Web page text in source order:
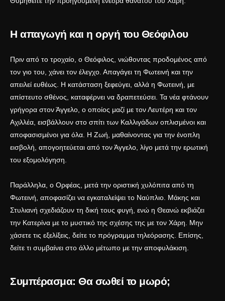
Η απαγωγή και η οργή του Θεόφιλου
Πριν από το τροχαίο, ο Θεόφιλος, νιώθοντας προδομένος από
τον γιο του, χάνει τον έλεγχο. Απαγάγει τη Φωτεινή και την
απειλεί ευθέως. Η κατάσταση ξεφεύγει, αλλά η Φωτεινή, με
απίστευτο σθένος, καταφέρνει να δραπετεύσει. Τα νέα φτάνουν
γρήγορα στον Άγγελο, ο οποίος μαζί με τον Λευτέρη και τον
Αχιλλέα, εισβάλλουν στο σπίτι των Καλλιγάδων οπλισμένοι και
αποφασισμένοι για όλα. Η Ζωή, μαθαίνοντας για την ένοπλη
εισβολή, απογοητεύεται από τον Άγγελο, λίγο μετά την ερωτική
του εξομολόγηση.
Παράλληλα, ο Ορφέας, μετά την οριστική χυλόπιτα από τη
Φωτεινή, αποφασίζει να εγκαταλείψει το Ναύπλιο. Μάκης και
Στυλιανή σχεδιάζουν τη δική τους φυγή, ενώ η Θεανώ εκβιάζει
την Κατερίνα με το μυστικό της σχέσης της με τον Χάρη. Μην
χάσετε τις εξελίξεις, δείτε το πρόγραμμα τηλεόρασης. Επίσης,
δείτε τι συμβαίνει στο άλλο μέτωπο με την αποφυλάκιση.
Συμπέρασμα: Θα σωθεί το μωρό;